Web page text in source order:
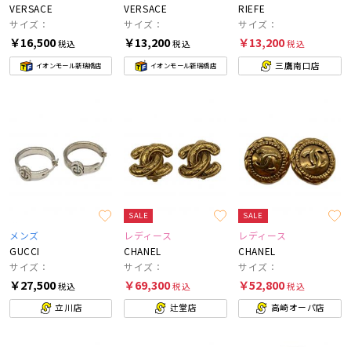
VERSACE
サイズ：
￥16,500税込
イオンモール新瑞橋店
VERSACE
サイズ：
￥13,200税込
イオンモール新瑞橋店
RIEFE
サイズ：
￥13,200税込
三鷹南口店
メンズ
GUCCI
サイズ：
￥27,500税込
立川店
SALE
レディース
CHANEL
サイズ：
￥69,300税込
辻堂店
SALE
レディース
CHANEL
サイズ：
￥52,800税込
高崎オーパ店